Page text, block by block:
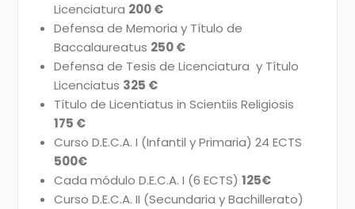
Licenciatura 200 €
Defensa de Memoria y Título de
Baccalaureatus 250 €
Defensa de Tesis de Licenciatura y Título
Licenciatus 325 €
Título de Licentiatus in Scientiis Religiosis
175 €
Curso D.E.C.A. I (Infantil y Primaria) 24 ECTS
500€
Cada módulo D.E.C.A. I (6 ECTS)125€
Curso D.E.C.A. II (Secundaria y Bachillerato)